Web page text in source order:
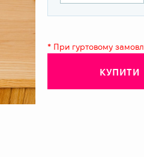
* При гуртовому
КУПИТИ